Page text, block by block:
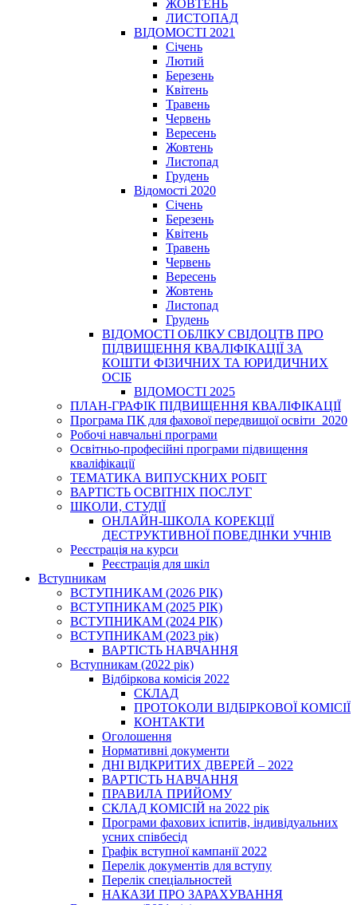
ЖОВТЕНЬ
ЛИСТОПАД
ВІДОМОСТІ 2021
Січень
Лютий
Березень
Квітень
Травень
Червень
Вересень
Жовтень
Листопад
Грудень
Відомості 2020
Січень
Березень
Квітень
Травень
Червень
Вересень
Жовтень
Листопад
Грудень
ВІДОМОСТІ ОБЛІКУ СВІДОЦТВ ПРО
ПІДВИЩЕННЯ КВАЛІФІКАЦІЇ ЗА
КОШТИ ФІЗИЧНИХ ТА ЮРИДИЧНИХ
ОСІБ
ВІДОМОСТІ 2025
ПЛАН-ГРАФІК ПІДВИЩЕННЯ КВАЛІФІКАЦІЇ
Програма ПК для фахової передвищої освіти_2020
Робочі навчальні програми
Освітньо-професійні програми підвищення
кваліфікації
ТЕМАТИКА ВИПУСКНИХ РОБІТ
ВАРТІСТЬ ОСВІТНІХ ПОСЛУГ
ШКОЛИ, СТУДІЇ
ОНЛАЙН-ШКОЛА КОРЕКЦІЇ
ДЕСТРУКТИВНОЇ ПОВЕДІНКИ УЧНІВ
Реєстрація на курси
Реєстрація для шкіл
Вступникам
ВСТУПНИКАМ (2026 РІК)
ВСТУПНИКАМ (2025 РІК)
ВСТУПНИКАМ (2024 РІК)
ВСТУПНИКАМ (2023 рік)
ВАРТІСТЬ НАВЧАННЯ
Вступникам (2022 рік)
Відбіркова комісія 2022
СКЛАД
ПРОТОКОЛИ ВІДБІРКОВОЇ КОМІСІЇ
КОНТАКТИ
Оголошення
Нормативні документи
ДНІ ВІДКРИТИХ ДВЕРЕЙ – 2022
ВАРТІСТЬ НАВЧАННЯ
ПРАВИЛА ПРИЙОМУ
СКЛАД КОМІСІЙ на 2022 рік
Програми фахових іспитів, індивідуальних
усних співбесід
Графік вступної кампанії 2022
Перелік документів для вступу
Перелік спеціальностей
НАКАЗИ ПРО ЗАРАХУВАННЯ